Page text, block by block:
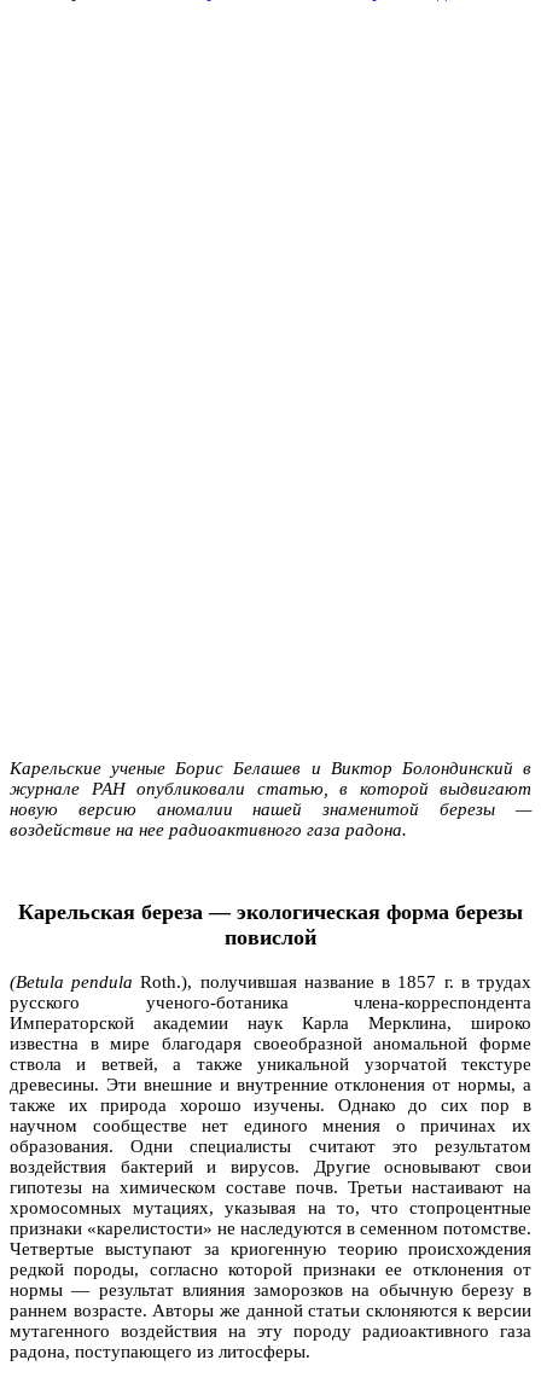
Карельские ученые Борис Белашев и Виктор Болондинский в
журнале РАН опубликовали статью, в которой выдвигают
новую версию аномалии нашей знаменитой березы —
воздействие на нее радиоактивного газа радона.
Карельская береза — экологическая форма березы
повислой
(Betula pendula Roth.), получившая название в 1857 г. в трудах
русского ученого-ботаника члена-корреспондента
Императорской академии наук Карла Мерклина, широко
известна в мире благодаря своеобразной аномальной форме
ствола и ветвей, а также уникальной узорчатой текстуре
древесины. Эти внешние и внутренние отклонения от нормы, а
также их природа хорошо изучены. Однако до сих пор в
научном сообществе нет единого мнения о причинах их
образования. Одни специалисты считают это результатом
воздействия бактерий и вирусов. Другие основывают свои
гипотезы на химическом составе почв. Третьи настаивают на
хромосомных мутациях, указывая на то, что стопроцентные
признаки «карелистости» не наследуются в семенном потомстве.
Четвертые выступают за криогенную теорию происхождения
редкой породы, согласно которой признаки ее отклонения от
нормы — результат влияния заморозков на обычную березу в
раннем возрасте. Авторы же данной статьи склоняются к версии
мутагенного воздействия на эту породу радиоактивного газа
радона, поступающего из литосферы.